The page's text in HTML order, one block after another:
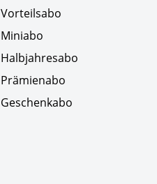
Vorteilsabo
Miniabo
Halbjahresabo
Prämienabo
Geschenkabo